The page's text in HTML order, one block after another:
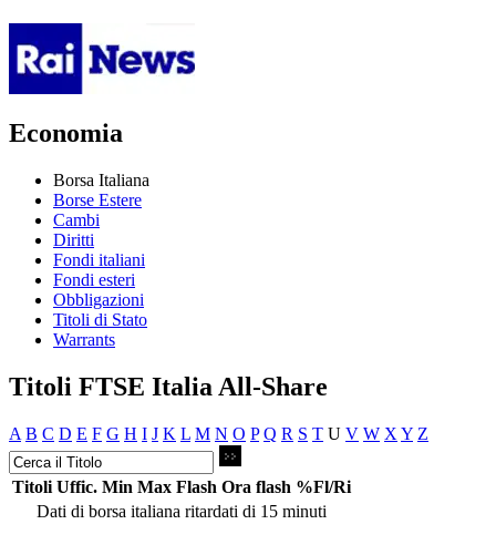
Economia
Borsa Italiana
Borse Estere
Cambi
Diritti
Fondi italiani
Fondi esteri
Obbligazioni
Titoli di Stato
Warrants
Titoli FTSE Italia All-Share
A B C D E F G H I J K L M N O P Q R S T U V W X Y Z
Titoli Uffic. Min Max Flash Ora flash %Fl/Ri
Dati di borsa italiana ritardati di 15 minuti